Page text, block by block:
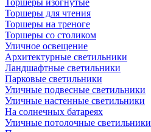
Торшеры изогнутые
Торшеры для чтения
Торшеры на треноге
Торшеры со столиком
Уличное освещение
Архитектурные светильники
Ландшафтные светильники
Парковые светильники
Уличные подвесные светильники
Уличные настенные светильники
На солнечных батареях
Уличные потолочные светильники